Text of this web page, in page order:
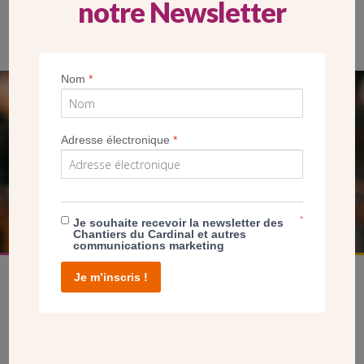
La chapelle Saint-Jean-Baptiste de Guinette, à Etampes (91)
SEUL VOTRE DON
NOUS PERMET D’AGIR
FAIRE UN DON
notre Newsletter
Nom*
Adresse électronique*
Je souhaite recevoir la newsletter des
Chantiers du Cardinal et autres
communications marketing
*
Je m’inscris !